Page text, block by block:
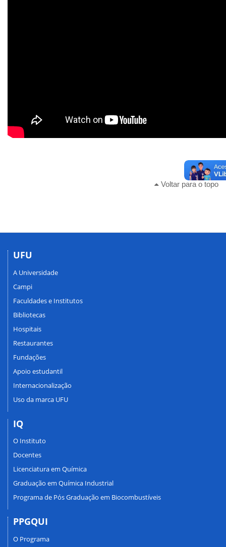
Voltar para o topo
UFU
A Universidade
Campi
Faculdades e Institutos
Bibliotecas
Hospitais
Restaurantes
Fundações
Apoio estudantil
Internacionalização
Uso da marca UFU
IQ
O Instituto
Docentes
Licenciatura em Química
Graduação em Química Industrial
Programa de Pós Graduação em Biocombustíveis
PPGQUI
O Programa